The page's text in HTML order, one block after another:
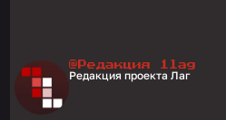
@Редакция 1lag
Редакция проекта Лаг